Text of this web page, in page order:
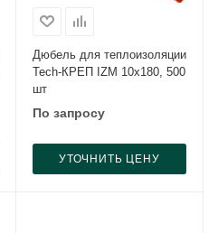
Дюбель для теплоизоляции
Tech-КРЕП IZM 10x180, 500
шт
По запросу
УТОЧНИТЬ ЦЕНУ